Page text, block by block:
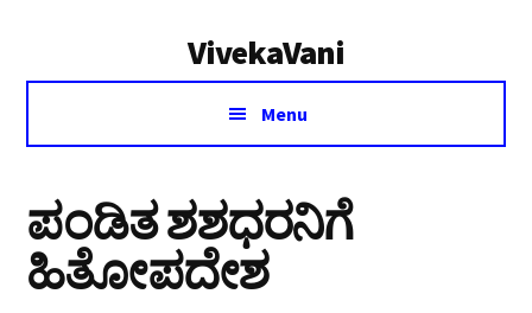
VivekaVani
Voice
Vivekananda
Menu
ಪಂಡಿತ ಶಶಧರನಿಗೆ
ಹಿತೋಪದೇಶ